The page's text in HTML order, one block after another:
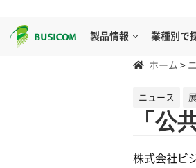
製品情報 業種別で
ホーム >
ニュース
「公
株式会社ビ